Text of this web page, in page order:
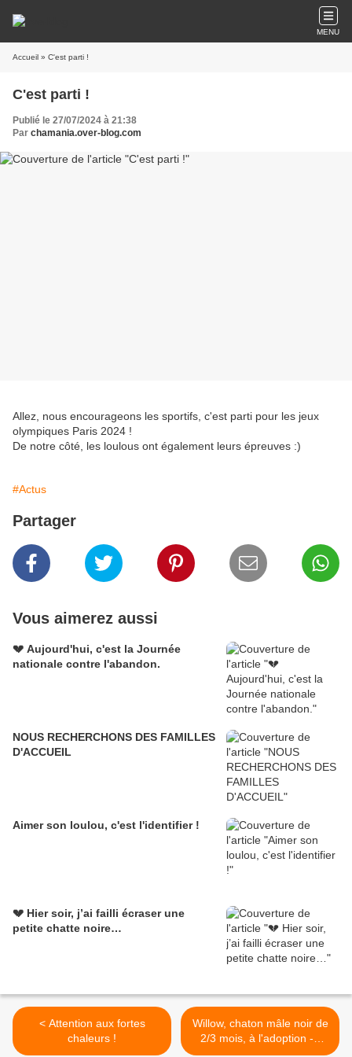
MENU
Accueil » C'est parti !
C'est parti !
Publié le 27/07/2024 à 21:38
Par chamania.over-blog.com
Allez, nous encourageons les sportifs, c'est parti pour les jeux
olympiques Paris 2024 !
De notre côté, les loulous ont également leurs épreuves :)
#Actus
Partager
Vous aimerez aussi
💔 Aujourd'hui, c'est la Journée
nationale contre l'abandon.
NOUS RECHERCHONS DES FAMILLES
D'ACCUEIL
Aimer son loulou, c'est l'identifier !
💔 Hier soir, j’ai failli écraser une
petite chatte noire…
< Attention aux fortes
chaleurs !
Willow, chaton mâle noir de
2/3 mois, à l'adoption ->
adopté >